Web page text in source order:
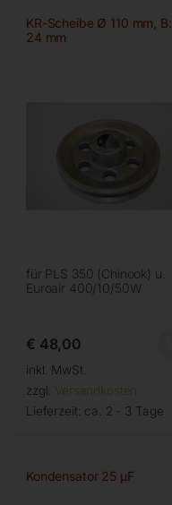
KR-Scheibe Ø 110 mm, B:
24 mm
für PLS 350 (Chinook) u.
Euroair 400/10/50W
€ 48,00
inkl. MwSt.
zzgl. Versandkosten
Lieferzeit: ca. 2 - 3 Tage
Kondensator 25 µF